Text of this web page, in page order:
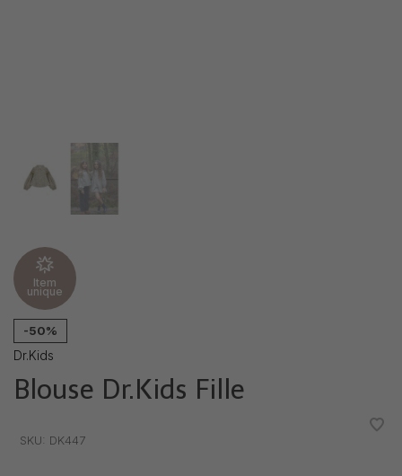
Item
unique
-50%
Dr.Kids
Blouse Dr.Kids Fille
SKU: DK447